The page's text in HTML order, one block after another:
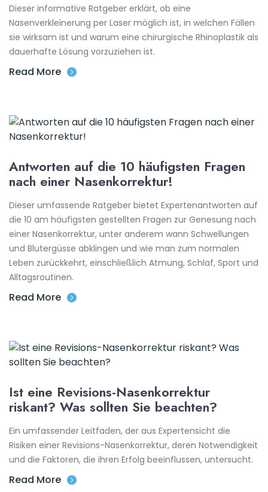
Dieser informative Ratgeber erklärt, ob eine
Nasenverkleinerung per Laser möglich ist, in welchen Fällen
sie wirksam ist und warum eine chirurgische Rhinoplastik als
dauerhafte Lösung vorzuziehen ist.
Read More
Antworten auf die 10 häufigsten Fragen
nach einer Nasenkorrektur!
Dieser umfassende Ratgeber bietet Expertenantworten auf
die 10 am häufigsten gestellten Fragen zur Genesung nach
einer Nasenkorrektur, unter anderem wann Schwellungen
und Blutergüsse abklingen und wie man zum normalen
Leben zurückkehrt, einschließlich Atmung, Schlaf, Sport und
Alltagsroutinen.
Read More
Ist eine Revisions-Nasenkorrektur
riskant? Was sollten Sie beachten?
Ein umfassender Leitfaden, der aus Expertensicht die
Risiken einer Revisions-Nasenkorrektur, deren Notwendigkeit
und die Faktoren, die ihren Erfolg beeinflussen, untersucht.
Read More